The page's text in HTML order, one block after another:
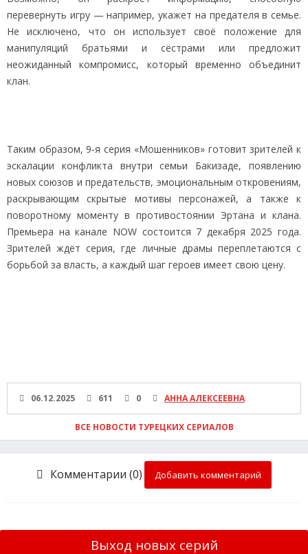
перевернуть игру — например, укажет на предателя в семье.
Не исключено, что он использует своё положение для
манипуляций братьями и сёстрами или предложит
неожиданный компромисс, который временно объединит
клан.
Таким образом, 9‑я серия «Мошенников» готовит зрителей к
эскалации конфликта внутри семьи Бакизаде, появлению
новых союзов и предательств, эмоциональным откровениям,
раскрывающим скрытые мотивы персонажей, а также к
поворотному моменту в противостоянии Эртана и клана.
Премьера на канале NOW состоится 7 декабря 2025 года.
Зрителей ждёт серия, где личные драмы переплетаются с
борьбой за власть, а каждый шаг героев имеет свою цену.
06.12.2025 611 0 АННА АЛЕКСЕЕВНА
ВСЕ НОВОСТИ ТУРЕЦКИХ СЕРИАЛОВ
Комментарии (0) Добавить комментарий
Выход новых серий